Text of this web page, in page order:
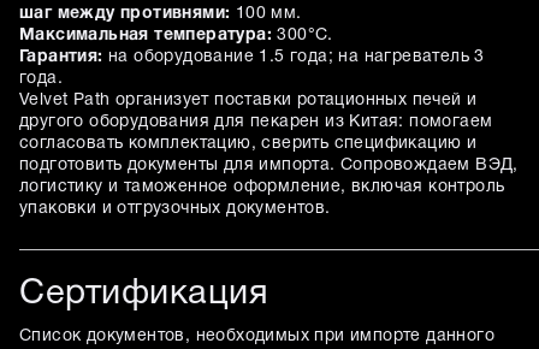
шаг между противнями: 100 мм.
Максимальная температура: 300°C.
Гарантия: на оборудование 1.5 года; на нагреватель 3
года.
Velvet Path организует поставки ротационных печей и
другого оборудования для пекарен из Китая: помогаем
согласовать комплектацию, сверить спецификацию и
подготовить документы для импорта. Сопровождаем ВЭД,
логистику и таможенное оформление, включая контроль
упаковки и отгрузочных документов.
Сертификация
Список документов, необходимых при импорте данного